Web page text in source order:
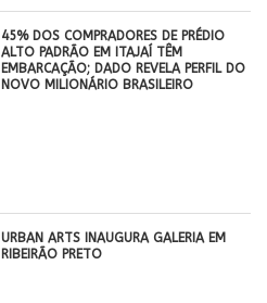
45% DOS COMPRADORES DE PRÉDIO
ALTO PADRÃO EM ITAJAÍ TÊM
EMBARCAÇÃO; DADO REVELA PERFIL DO
NOVO MILIONÁRIO BRASILEIRO
​URBAN ARTS INAUGURA GALERIA EM
RIBEIRÃO PRETO